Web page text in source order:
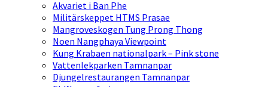
Akvariet i Ban Phe
Militärskeppet HTMS Prasae
Mangroveskogen Tung Prong Thong
Noen Nangphaya Viewpoint
Kung Krabaen nationalpark – Pink stone
Vattenlekparken Tamnanpar
Djungelrestaurangen Tamnanpar